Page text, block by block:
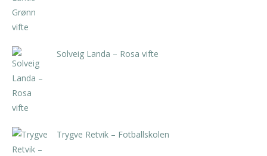
Solveig Landa – Rosa vifte
Trygve Retvik – Fotballskolen